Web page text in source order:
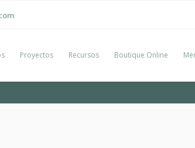
Proyectos Recursos Boutique Online